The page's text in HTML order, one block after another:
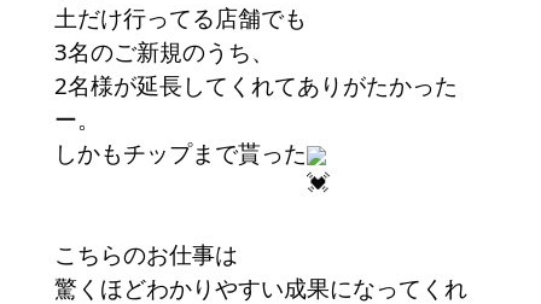
土だけ行ってる店舗でも
3名のご新規のうち、
2名様が延長してくれてありがたかった
ー。
しかもチップまで貰った
こちらのお仕事は
驚くほどわかりやすい成果になってくれ